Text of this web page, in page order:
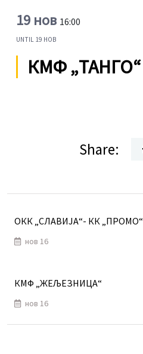
19 нов 16:00
UNTIL 19 НОВ
КМФ „ТАНГО“
Share:
ОКК „СЛАВИЈА“- КК „ПРОМО“
нов 16
КМФ „ЖЕЉЕЗНИЦА“
нов 16